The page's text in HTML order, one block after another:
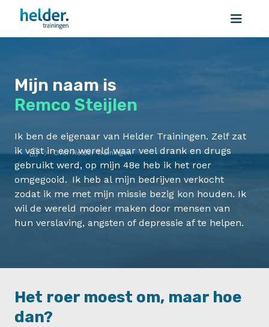
Mijn naam is
Remco Steijlen
Ik ben de eigenaar van Helder Trainingen. Zelf zat
ik vast in een wereld waar veel drank en drugs
gebruikt werd, op mijn 48e heb ik het roer
omgegooid. Ik heb al mijn bedrijven verkocht
zodat ik me met mijn missie bezig kon houden. Ik
wil de wereld mooier maken door mensen van
hun verslaving, angsten of depressie af te helpen.
Over Helder Trainingen
Het roer moest om, maar hoe
dan?